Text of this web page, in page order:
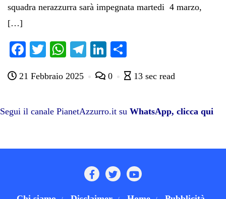
squadra nerazzurra sarà impegnata martedi 4 marzo,
[…]
Fa
bo
T
tte
W
ts
pp
Te
gr
m
Li
ed di
di
21 Febbraio 2025 0 13 sec read
Segui il canale PianetAzzurro.it su WhatsApp, clicca qui